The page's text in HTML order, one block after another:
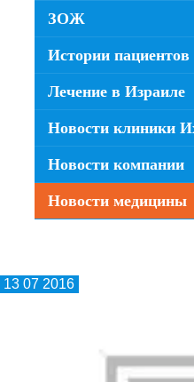
ЗОЖ
Истории пациентов
Лечение в Израиле
Новости клиники
Новости компании
Новости медицины
13 07 2016